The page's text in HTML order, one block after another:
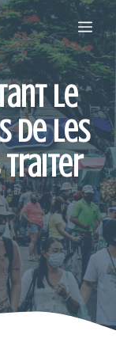
le
de les
traiter